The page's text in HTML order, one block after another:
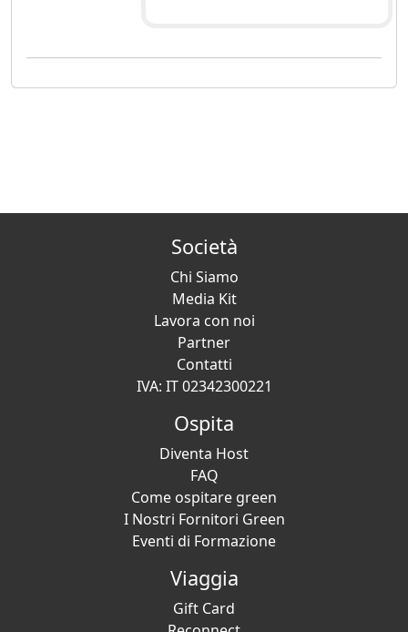
Società
Chi Siamo
Media Kit
Lavora con noi
Partner
Contatti
IVA: IT 02342300221
Ospita
Diventa Host
FAQ
Come ospitare green
I Nostri Fornitori Green
Eventi di Formazione
Viaggia
Gift Card